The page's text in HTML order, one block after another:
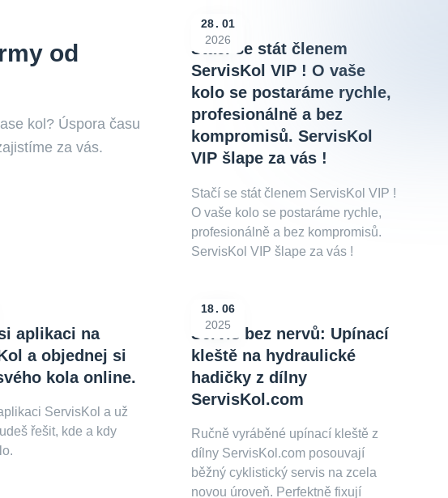
od
kol? Úspora času
za vás.
Stačí se stát členem
ServisKol VIP ! O vaše
kolo se postaráme rychle,
profesionálně a bez
kompromisů. ServisKol
VIP šlape za vás !
28
01
2026
Stačí se stát členem ServisKol VIP !
O vaše kolo se postaráme rychle,
profesionálně a bez kompromisů.
ServisKol VIP šlape za vás !
aplikaci na
a objednej si
kola online.
ServisKol a už
řešit, kde a kdy
Servis bez nervů: Upínací
kleště na hydraulické
hadičky z dílny
ServisKol.com
18
06
2025
Ručně vyráběné upínací kleště z
dílny ServisKol.com posouvají
běžný cyklistický servis na zcela
novou úroveň. Perfektně fixují